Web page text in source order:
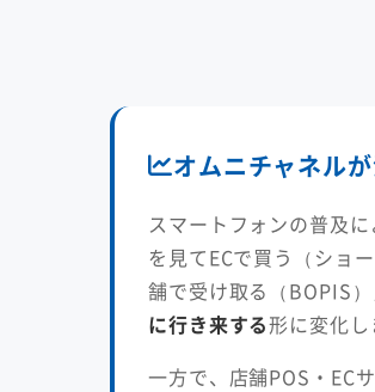
オムニチャネル
スマートフォンの普及
を見てECで買う（ショ
舗で受け取る（BOPIS）
に行き来する形に変化し
一方で、店舗POS・EC